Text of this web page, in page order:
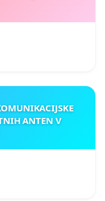
ANTEN V